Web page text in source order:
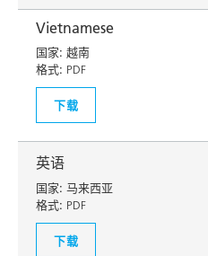
Vietnamese
国家: 越南
格式: PDF
下载
英语
国家: 马来西亚
格式: PDF
下载